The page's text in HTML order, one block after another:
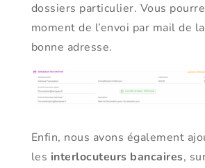
dossiers particulier. Vous
moment de l’envoi par mail de
bonne adresse.
Enfin, nous avons également
les interlocuteurs bancaires,